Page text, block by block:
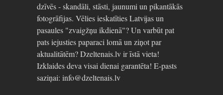
dzīvēs - skandāli, stāsti, jaunumi un pikantākās
fotogrāfijas. Vēlies ieskatīties Latvijas un
pasaules "zvaigžņu ikdienā"? Un varbūt pat
pats iejusties paparaci lomā un ziņot par
aktualitātēm? Dzeltenais.lv ir īstā vieta!
Izklaides deva visai dienai garantēta! E-pasts
saziņai: info@dzeltenais.lv